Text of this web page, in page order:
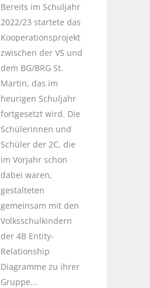
Bereits im Schuljahr
2022/23 startete das
Kooperationsprojekt
zwischen der VS und
dem BG/BRG St.
Martin, das im
heurigen Schuljahr
fortgesetzt wird. Die
Schülerinnen und
Schüler der 2C, die
im Vorjahr schon
dabei waren,
gestalteten
gemeinsam mit den
Volksschulkindern
der 4B Entity-
Relationship
Diagramme zu ihrer
Gruppe...